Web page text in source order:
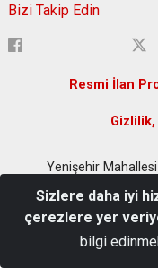
Bizi Takip Edin
Resmi İlan
Gizlilik,
Yenişehir
Sizlere daha iyi
çerezlere yer
bilgi